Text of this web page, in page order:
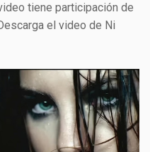
tiene participación de
el video de Ni